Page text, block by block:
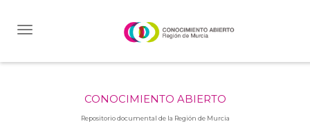
CONOCIMIENTO ABIERTO
Repositorio documental de la Región de Murcia